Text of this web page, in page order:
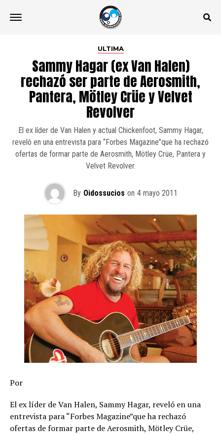
ULTIMA
Sammy Hagar (ex Van Halen)
rechazó ser parte de Aerosmith,
Pantera, Mötley Crüe y Velvet
Revolver
El ex líder de Van Halen y actual Chickenfoot, Sammy Hagar,
reveló en una entrevista para “Forbes Magazine”que ha rechazó
ofertas de formar parte de Aerosmith, Mötley Crüe, Pantera y
Velvet Revolver.
By Oidossucios on 4 mayo 2011
Por
El ex líder de Van Halen, Sammy Hagar, reveló en una
entrevista para “Forbes Magazine”que ha rechazó
ofertas de formar parte de Aerosmith, Mötley Crüe,